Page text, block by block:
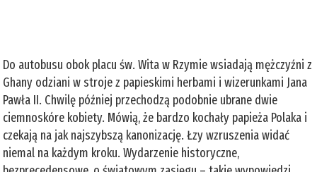
Do autobusu obok placu św. Wita w Rzymie wsiadają mężczyźni z
Ghany odziani w stroje z papieskimi herbami i wizerunkami Jana
Pawła II. Chwilę później przechodzą podobnie ubrane dwie
ciemnoskóre kobiety. Mówią, że bardzo kochały papieża Polaka i
czekają na jak najszybszą kanonizację. Łzy wzruszenia widać
niemal na każdym kroku. Wydarzenie historyczne,